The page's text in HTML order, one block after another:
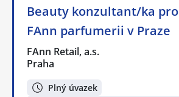
Beauty konzultant/ka pro
FAnn parfumerii v Praze
FAnn Retail, a.s.
Praha
Plný úvazek